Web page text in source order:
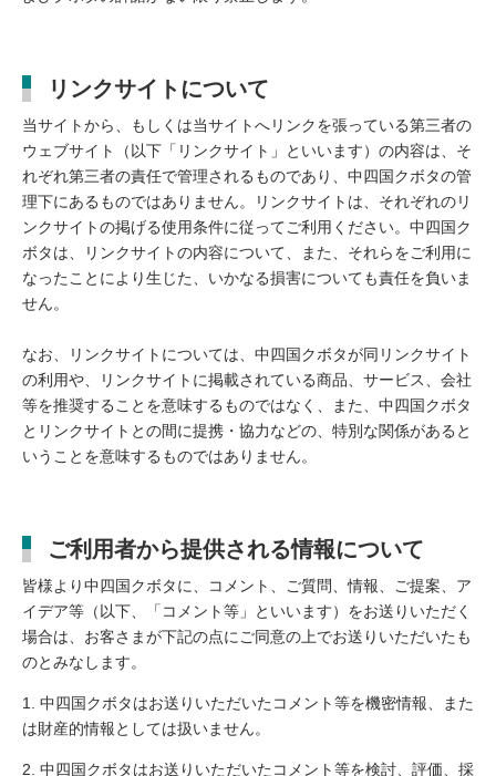
リンクサイトについて
当サイトから、もしくは当サイトへリンクを張っている第三者の
ウェブサイト（以下「リンクサイト」といいます）の内容は、そ
れぞれ第三者の責任で管理されるものであり、中四国クボタの管
理下にあるものではありません。リンクサイトは、それぞれのリ
ンクサイトの掲げる使用条件に従ってご利用ください。中四国ク
ボタは、リンクサイトの内容について、また、それらをご利用に
なったことにより生じた、いかなる損害についても責任を負いま
せん。
なお、リンクサイトについては、中四国クボタが同リンクサイト
の利用や、リンクサイトに掲載されている商品、サービス、会社
等を推奨することを意味するものではなく、また、中四国クボタ
とリンクサイトとの間に提携・協力などの、特別な関係があると
いうことを意味するものではありません。
ご利用者から提供される情報について
皆様より中四国クボタに、コメント、ご質問、情報、ご提案、ア
イデア等（以下、「コメント等」といいます）をお送りいただく
場合は、お客さまが下記の点にご同意の上でお送りいただいたも
のとみなします。
中四国クボタはお送りいただいたコメント等を機密情報、また
は財産的情報としては扱いません。
中四国クボタはお送りいただいたコメント等を検討、評価、採